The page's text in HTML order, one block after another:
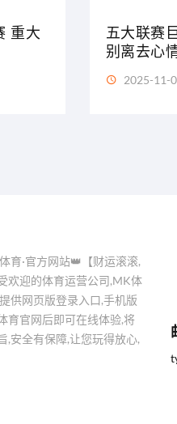
重大
五大联赛
别离去心
2025-11-
育·官方网站👑【财运滚滚,
欢迎的体育运营公司,MK体
供网页版登录入口,手机版
育官网后即可在线体验,将
,安全有保障,让您玩得放心,